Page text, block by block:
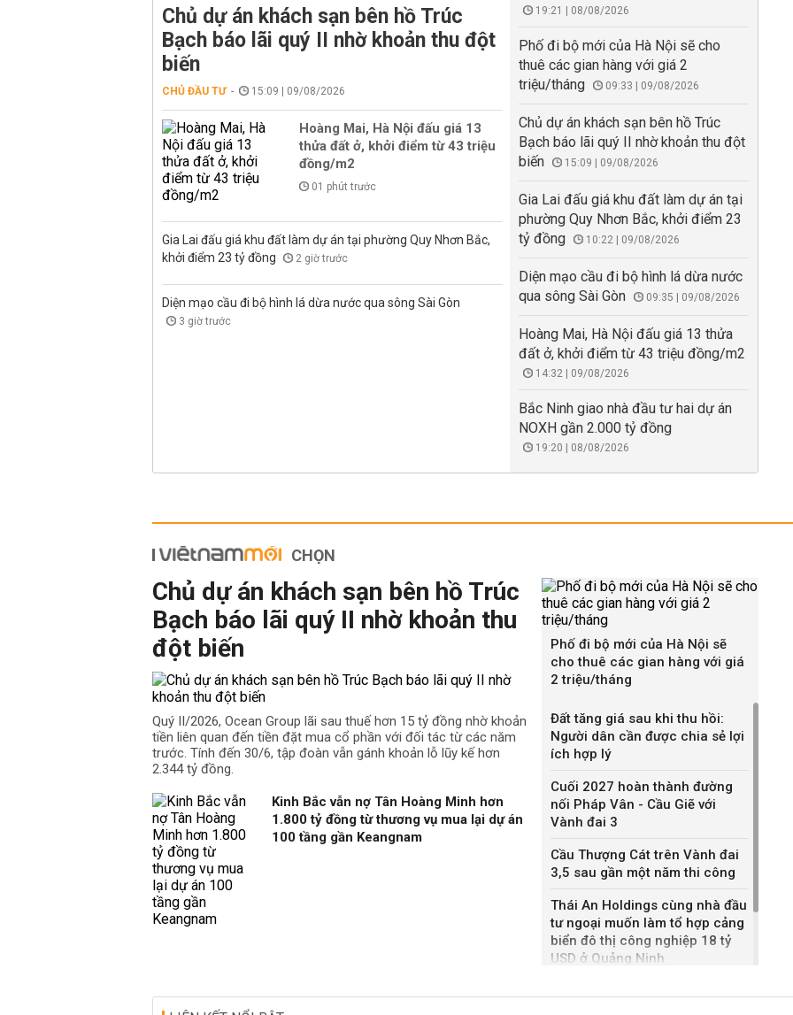
Chủ dự án khách sạn bên hồ Trúc
Bạch báo lãi quý II nhờ khoản thu đột
biến
CHỦ ĐẦU TƯ 15:09 | 09/08/2026
Hoàng Mai, Hà Nội đấu giá 13
thửa đất ở, khởi điểm từ 43 triệu
đồng/m2
01 phút trước
Gia Lai đấu giá khu đất làm dự án tại phường Quy Nhơn Bắc,
khởi điểm 23 tỷ đồng
2 giờ trước
Diện mạo cầu đi bộ hình lá dừa nước qua sông Sài Gòn
3 giờ trước
19:21 | 08/08/2026
Phố đi bộ mới của Hà Nội sẽ cho
thuê các gian hàng với giá 2
triệu/tháng
09:33 | 09/08/2026
Chủ dự án khách sạn bên hồ Trúc
Bạch báo lãi quý II nhờ khoản thu đột
biến
15:09 | 09/08/2026
Gia Lai đấu giá khu đất làm dự án tại
phường Quy Nhơn Bắc, khởi điểm 23
tỷ đồng
10:22 | 09/08/2026
Diện mạo cầu đi bộ hình lá dừa nước
qua sông Sài Gòn
09:35 | 09/08/2026
Hoàng Mai, Hà Nội đấu giá 13 thửa
đất ở, khởi điểm từ 43 triệu đồng/m2
14:32 | 09/08/2026
Bắc Ninh giao nhà đầu tư hai dự án
NOXH gần 2.000 tỷ đồng
19:20 | 08/08/2026
CHỌN
Chủ dự án khách sạn bên hồ Trúc
Bạch báo lãi quý II nhờ khoản thu
đột biến
Quý II/2026, Ocean Group lãi sau thuế hơn 15 tỷ đồng nhờ khoản
tiền liên quan đến tiền đặt mua cổ phần với đối tác từ các năm
trước. Tính đến 30/6, tập đoàn vẫn gánh khoản lỗ lũy kế hơn
2.344 tỷ đồng.
Kinh Bắc vẫn nợ Tân Hoàng Minh hơn
1.800 tỷ đồng từ thương vụ mua lại dự án
100 tầng gần Keangnam
Phố đi bộ mới của Hà Nội sẽ
cho thuê các gian hàng với giá
2 triệu/tháng
Đất tăng giá sau khi thu hồi:
Người dân cần được chia sẻ lợi
ích hợp lý
Cuối 2027 hoàn thành đường
nối Pháp Vân - Cầu Giẽ với
Vành đai 3
Cầu Thượng Cát trên Vành đai
3,5 sau gần một năm thi công
Thái An Holdings cùng nhà đầu
tư ngoại muốn làm tổ hợp cảng
biển đô thị công nghiệp 18 tỷ
USD ở Quảng Ninh